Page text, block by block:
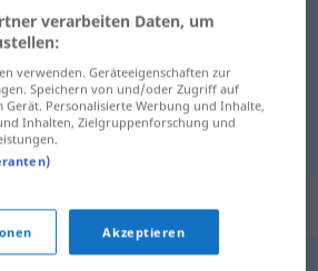
ungeeignet
ungeeignet
jemand
für "ungeeignet"
verarbeiten Daten, um
verwenden. Geräteeigenschaften zur
Speichern von und/oder Zugriff auf
Personalisierte Werbung und Inhalte,
Inhalten, Zielgruppenforschung und
Akzeptieren